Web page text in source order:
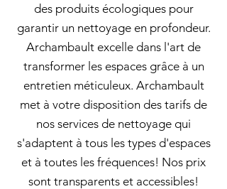
des produits écologiques pour
garantir un nettoyage en profondeur.
Archambault excelle dans l'art de
transformer les espaces grâce à un
entretien méticuleux. Archambault
met à votre disposition des tarifs de
nos services de nettoyage qui
s'adaptent à tous les types d'espaces
et à toutes les fréquences! Nos prix
sont transparents et accessibles!